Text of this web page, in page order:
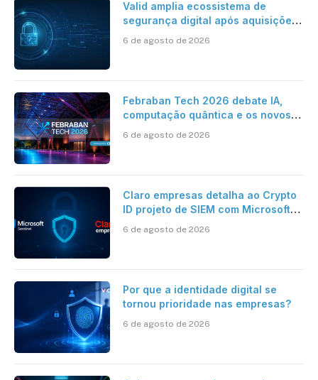
Valid amplia ecossistema de
segurança digital após aquisições
6 de agosto de 2026
Febraban Tech 2026 debate IA,
computação quântica e os novos
6 de agosto de 2026
Claro empresas detalha ao Crypto
ID projeto de SIEM com Microsoft
automatizada
6 de agosto de 2026
Por que a identidade digital se
tornou prioridade nas empresas?
6 de agosto de 2026